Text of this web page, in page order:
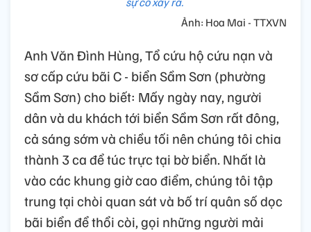
Ảnh: Hoa Mai - TTXVN
Anh Văn Đình Hùng, Tổ cứu hộ cứu nạn và
sơ cấp cứu bãi C - biển Sầm Sơn (phường
Sầm Sơn) cho biết: Mấy ngày nay, người
dân và du khách tới biển Sầm Sơn rất đông,
cả sáng sớm và chiều tối nên chúng tôi chia
thành 3 ca để túc trực tại bờ biển. Nhất là
vào các khung giờ cao điểm, chúng tôi tập
trung tại chòi quan sát và bố trí quân số dọc
bãi biển để thổi còi, gọi những người mải